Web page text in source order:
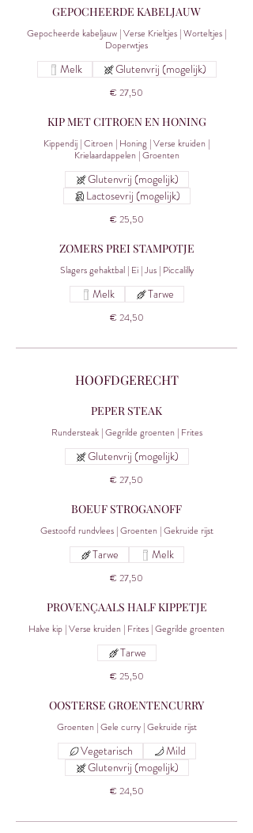
GEPOCHEERDE KABELJAUW
Gepocheerde kabeljauw | Verse Krieltjes | Worteltjes |
Doperwtjes
€ 27,50
Melk Glutenvrij (mogelijk)
KIP MET CITROEN EN HONING
Kippendij | Citroen | Honing | Verse kruiden |
Krielaardappelen | Groenten
€ 25,50
Glutenvrij (mogelijk)
Lactosevrij (mogelijk)
ZOMERS PREI STAMPOTJE
Slagers gehaktbal | Ei | Jus | Piccalilly
€ 24,50
Melk Tarwe
HOOFDGERECHT
PEPER STEAK
Rundersteak | Gegrilde groenten | Frites
€ 27,50
Glutenvrij (mogelijk)
BOEUF STROGANOFF
Gestoofd rundvlees | Groenten | Gekruide rijst
€ 27,50
Tarwe Melk
PROVENÇAALS HALF KIPPETJE
Halve kip | Verse kruiden | Frites | Gegrilde groenten
€ 25,50
Tarwe
OOSTERSE GROENTENCURRY
Groenten | Gele curry | Gekruide rijst
€ 24,50
Vegetarisch
Mild
Glutenvrij (mogelijk)